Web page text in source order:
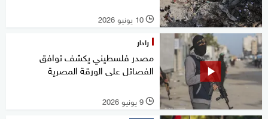
l 10 يونيو 2026
رادار
مصدر فلسطيني يكشف توافق
الفصائل على الورقة المصرية
l 9 يونيو 2026